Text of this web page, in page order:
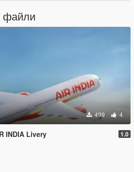
файли
499 4
INDIA Livery 1.0